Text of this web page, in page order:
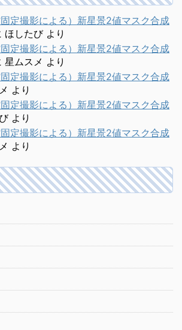
定撮影による）新星景2値マスク合成
ほしたびより
定撮影による）新星景2値マスク合成
星ムスメ より
定撮影による）新星景2値マスク合成
より
定撮影による）新星景2値マスク合成
より
定撮影による）新星景2値マスク合成
より